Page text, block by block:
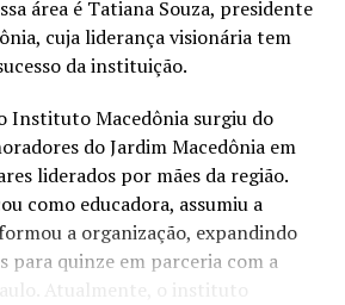
operacionais e reutilizá-la
reduzindo o consumo de
sustentabilidade, precisamos falar
e resultados concretos. O reuso da
unir eficiência operacional,
e responsabilidade com as
inseridos. Nosso cuidado
das oficinas, desde
para uma lavanderia industrial
área é Tatiana Souza, presidente
cuja liderança visionária tem
da instituição.
Instituto Macedônia surgiu do
do Jardim Macedônia em
liderados por mães da região.
como educadora, assumiu a
a organização, expandindo
para quinze em parceria com a
Atualmente, o instituto